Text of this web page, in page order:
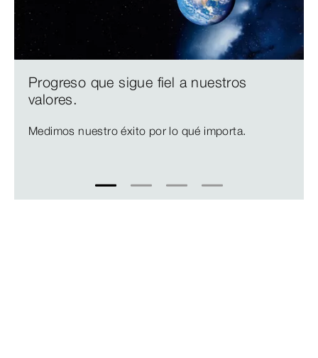
Progreso que sigue fiel a nuestros
valores.
Medimos nuestro éxito por lo qué importa.
1 2 3 4